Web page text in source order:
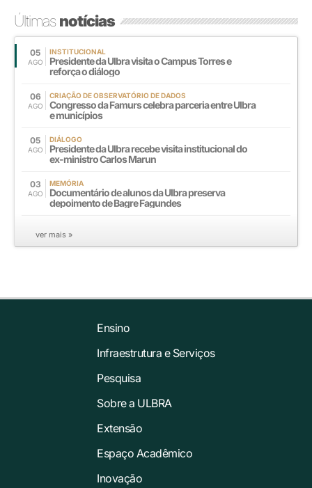
Últimasnotícias
05
AGO
INSTITUCIONAL
Presidente da Ulbra visita o Campus Torres e
reforça o diálogo
06
AGO
CRIAÇÃO DE OBSERVATÓRIO DE DADOS
Congresso da Famurs celebra parceria entre Ulbra
e municípios
05
AGO
DIÁLOGO
Presidente da Ulbra recebe visita institucional do
ex-ministro Carlos Marun
03
AGO
MEMÓRIA
Documentário de alunos da Ulbra preserva
depoimento de Bagre Fagundes
ver mais »
Ensino
Infraestrutura e Serviços
Pesquisa
Sobre a ULBRA
Extensão
Espaço Acadêmico
Inovação